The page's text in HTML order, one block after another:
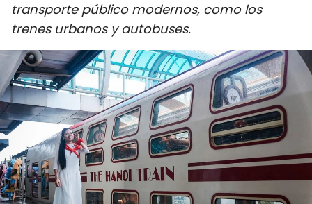
INTERNACIONAL
DEPORTES
VIAJES
PUENTE DE AMISTAD
HISTORIAS MULTIMEDIA
FOTOGRAFÍA
transporte público modernos, como los
trenes urbanos y autobuses.